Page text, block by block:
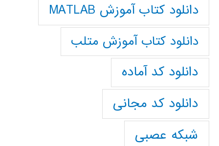
دانلود کتاب آموزش MATLAB
دانلود کتاب آموزش متلب
دانلود کد آماده
دانلود کد مجانی
شبکه عصبی